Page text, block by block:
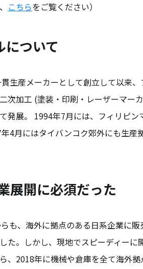
こちらをご覧ください）
について
生産メーカーとして創立して以来
次加工 (塗装・印刷・レーザーマー
発展。 1994年7月には、フィリピン
4月にはタイバンコク郊外にも生産
展開に必須だった
も、海外に拠点のある日系企業に販
た。しかし、現地でスピーディーに
、2018年に機械や倉庫を全て海外